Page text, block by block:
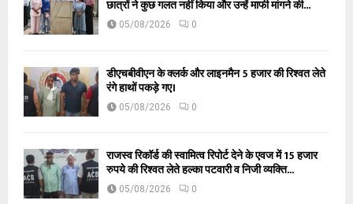
छात्रों ने कुछ गलत नहीं किया और उन्हें माफी मांगने की...
05/08/2026 0
डीएचबीवीएन के क्लर्क और लाइनमैन 5 हजार की रिश्वत लेते
रंगे हाथों पकड़े गए।
05/08/2026 0
राजस्व रिकॉर्ड की स्वामित्व रिपोर्ट देने के एवज में 15 हजार
रुपये की रिश्वत लेते हल्का पटवारी व निजी व्यक्ति...
05/08/2026 0